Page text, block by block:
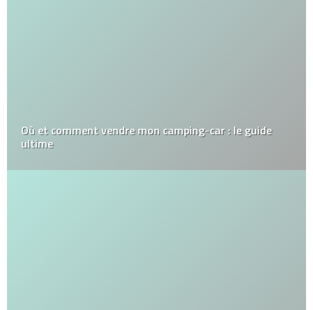
Où et comment vendre mon camping-car : le guide
ultime